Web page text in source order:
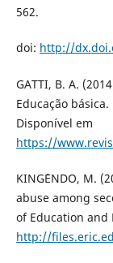
562.
doi: http://
GATTI, B. A.
Educação básica.
Disponí­vel em
https://
KING´ENDO, M.
abuse among
of Education and
http://